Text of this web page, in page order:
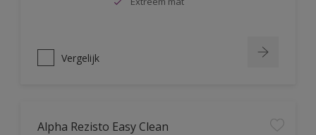
Vergelijk
Alpha Rezisto Easy Clean